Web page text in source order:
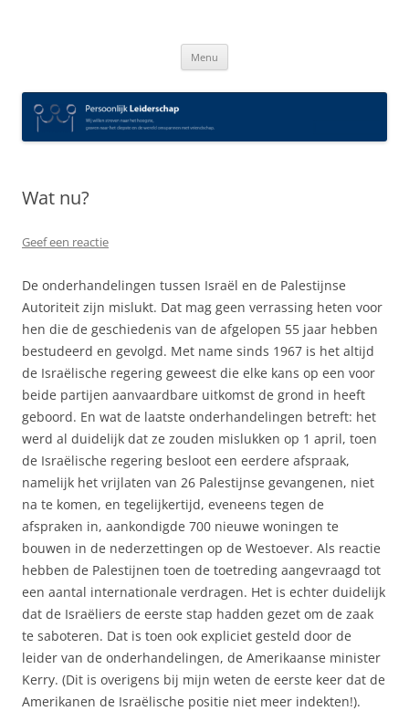
Menu
Wat nu?
Geef een reactie
De onderhandelingen tussen Israël en de Palestijnse
Autoriteit zijn mislukt. Dat mag geen verrassing heten voor
hen die de geschiedenis van de afgelopen 55 jaar hebben
bestudeerd en gevolgd. Met name sinds 1967 is het altijd
de Israëlische regering geweest die elke kans op een voor
beide partijen aanvaardbare uitkomst de grond in heeft
geboord. En wat de laatste onderhandelingen betreft: het
werd al duidelijk dat ze zouden mislukken op 1 april, toen
de Israëlische regering besloot een eerdere afspraak,
namelijk het vrijlaten van 26 Palestijnse gevangenen, niet
na te komen, en tegelijkertijd, eveneens tegen de
afspraken in, aankondigde 700 nieuwe woningen te
bouwen in de nederzettingen op de Westoever. Als reactie
hebben de Palestijnen toen de toetreding aangevraagd tot
een aantal internationale verdragen. Het is echter duidelijk
dat de Israëliers de eerste stap hadden gezet om de zaak
te saboteren. Dat is toen ook expliciet gesteld door de
leider van de onderhandelingen, de Amerikaanse minister
Kerry. (Dit is overigens bij mijn weten de eerste keer dat de
Amerikanen de Israëlische positie niet meer indekten!).